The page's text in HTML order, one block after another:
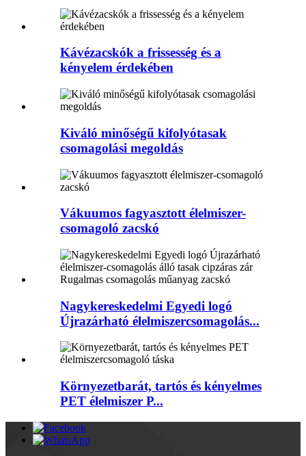
Kávézacskók a frissesség és a
kényelem érdekében
Kiváló minőségű kifolyótasak
csomagolási megoldás
Vákuumos fagyasztott élelmiszer-
csomagoló zacskó
Nagykereskedelmi Egyedi logó
Újrazárható élelmiszercsomagolás...
Környezetbarát, tartós és kényelmes
PET élelmiszer P...